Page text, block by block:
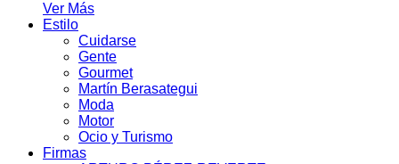
Ver Más
Estilo
Cuidarse
Gente
Gourmet
Martín Berasategui
Moda
Motor
Ocio y Turismo
Firmas